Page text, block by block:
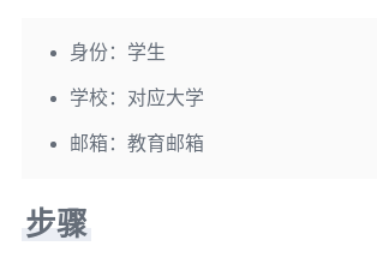
身份：学生
学校：对应大学
邮箱：教育邮箱
步骤